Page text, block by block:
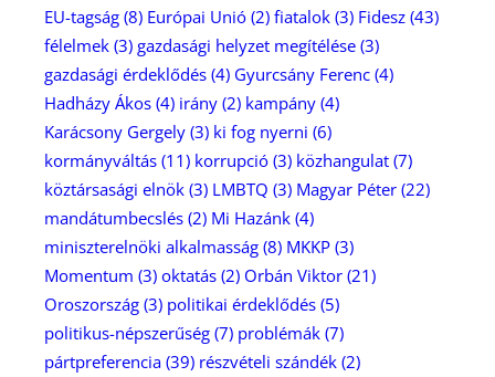
EU-tagság (8) Európai Unió (2) fiatalok (3) Fidesz (43)
félelmek (3) gazdasági helyzet megítélése (3)
gazdasági érdeklődés (4) Gyurcsány Ferenc (4)
Hadházy Ákos (4) irány (2) kampány (4)
Karácsony Gergely (3) ki fog nyerni (6)
kormányváltás (11) korrupció (3) közhangulat (7)
köztársasági elnök (3) LMBTQ (3) Magyar Péter (22)
mandátumbecslés (2) Mi Hazánk (4)
miniszterelnöki alkalmasság (8) MKKP (3)
Momentum (3) oktatás (2) Orbán Viktor (21)
Oroszország (3) politikai érdeklődés (5)
politikus-népszerűség (7) problémák (7)
pártpreferencia (39) részvételi szándék (2)